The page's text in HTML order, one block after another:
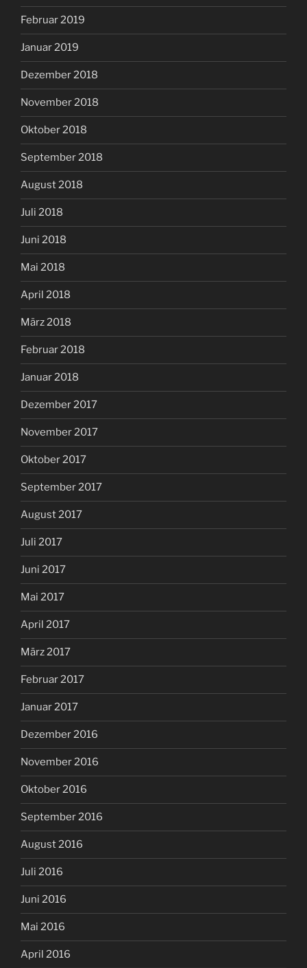
Februar 2019
Januar 2019
Dezember 2018
November 2018
Oktober 2018
September 2018
August 2018
Juli 2018
Juni 2018
Mai 2018
April 2018
März 2018
Februar 2018
Januar 2018
Dezember 2017
November 2017
Oktober 2017
September 2017
August 2017
Juli 2017
Juni 2017
Mai 2017
April 2017
März 2017
Februar 2017
Januar 2017
Dezember 2016
November 2016
Oktober 2016
September 2016
August 2016
Juli 2016
Juni 2016
Mai 2016
April 2016